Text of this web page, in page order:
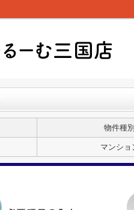
物件種別
マンショ